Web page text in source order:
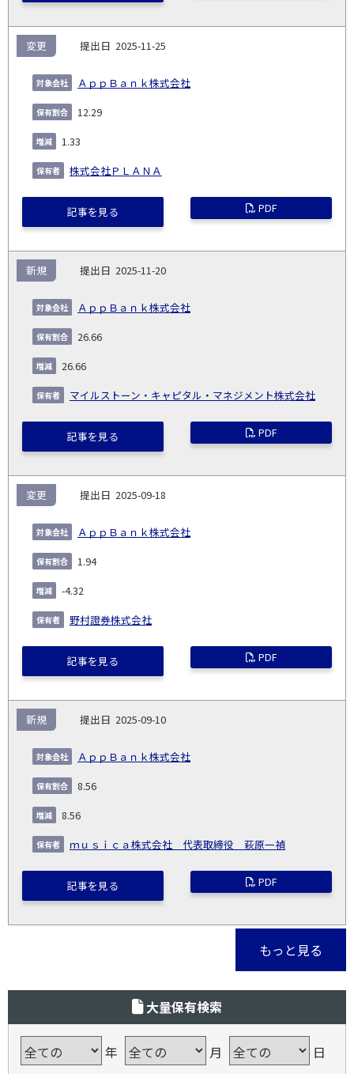
2025-11-25
ＡｐｐＢａｎｋ株式会社
変更
12.29
1.33
株式会社ＰＬＡＮＡ
記事を見る PDF
2025-11-20
ＡｐｐＢａｎｋ株式会社
新規
26.66
26.66
マイルストーン・キャピタル・マネジメント株式会社
記事を見る PDF
2025-09-18
ＡｐｐＢａｎｋ株式会社
変更
1.94
-4.32
野村證券株式会社
記事を見る PDF
2025-09-10
ＡｐｐＢａｎｋ株式会社
新規
8.56
8.56
ｍｕｓｉｃａ株式会社 代表取締役 萩原一禎
記事を見る PDF
もっと見る
大量保有検索
年 月 日